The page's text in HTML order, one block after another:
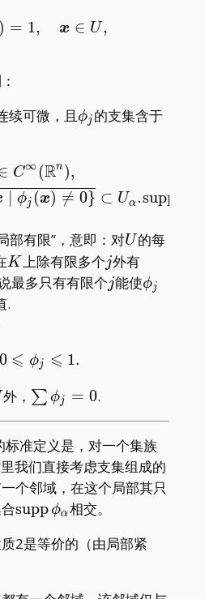
) = 1, x ∈ U,
续可微，且\phi_j
ϕj 的支集含于
\begin{gathered}
C∞ (Rn ),
ϕj (x) 
= 0} ⊂ Uα.supp
部有限”，意即：对U
U 的每
K
K上除有限多个jj外有\phi_j=0
最多只有有限个j
j能使\phi_j
ϕj
.
0 ⩽ ϕj ⩽ 1.
外， \sum\phi_j=0
∑ ϕj = 0.
标准定义是，对一个集族\
_
里我们直接考虑支集组成的
个邻域，在这个局部其只
\operatorname{supp}\phi
suppϕα相交。
2是等价的（由局部紧